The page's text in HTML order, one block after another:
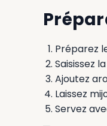
Préparez
Saisissez
Ajoutez
Laissez
Servez